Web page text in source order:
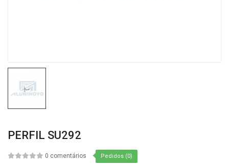
PERFIL SU292
0 comentários Pedidos (0)